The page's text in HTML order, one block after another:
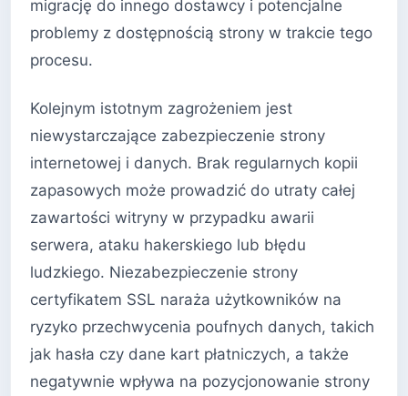
migrację do innego dostawcy i potencjalne
problemy z dostępnością strony w trakcie tego
procesu.
Kolejnym istotnym zagrożeniem jest
niewystarczające zabezpieczenie strony
internetowej i danych. Brak regularnych kopii
zapasowych może prowadzić do utraty całej
zawartości witryny w przypadku awarii
serwera, ataku hakerskiego lub błędu
ludzkiego. Niezabezpieczenie strony
certyfikatem SSL naraża użytkowników na
ryzyko przechwycenia poufnych danych, takich
jak hasła czy dane kart płatniczych, a także
negatywnie wpływa na pozycjonowanie strony